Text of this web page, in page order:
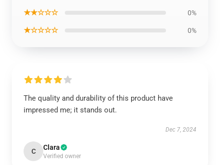
★★☆☆☆ 0%
★☆☆☆☆ 0%
The quality and durability of this product have
impressed me; it stands out.
Dec 7, 2024
C Clara
Verified owner